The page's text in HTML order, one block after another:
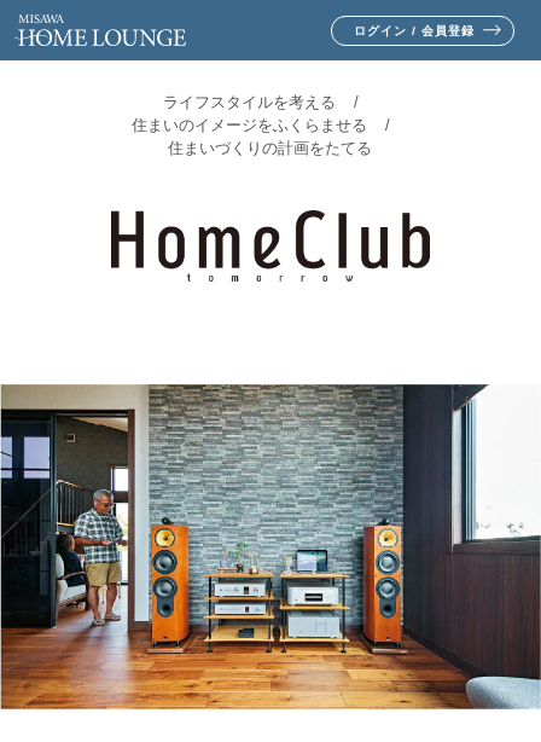
ログイン / 会員登録
ライフスタイルを考える
住まいのイメージをふくらませる
住まいづくりの計画をたてる